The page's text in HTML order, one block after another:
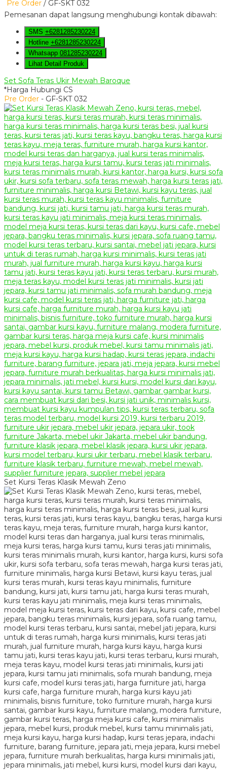
Pre Order / GF-SKT 032
Pemesanan dapat langsung menghubungi kontak dibawah:
SMS +6281285230224
Hotline +6281285230224
Whatsapp 081285230224
Lihat Detail Produk
Set Sofa Teras Ukir Mewah Baroque
*Harga Hubungi CS
Pre Order - GF-SKT 032
Set Kursi Teras Klasik Mewah Zeno